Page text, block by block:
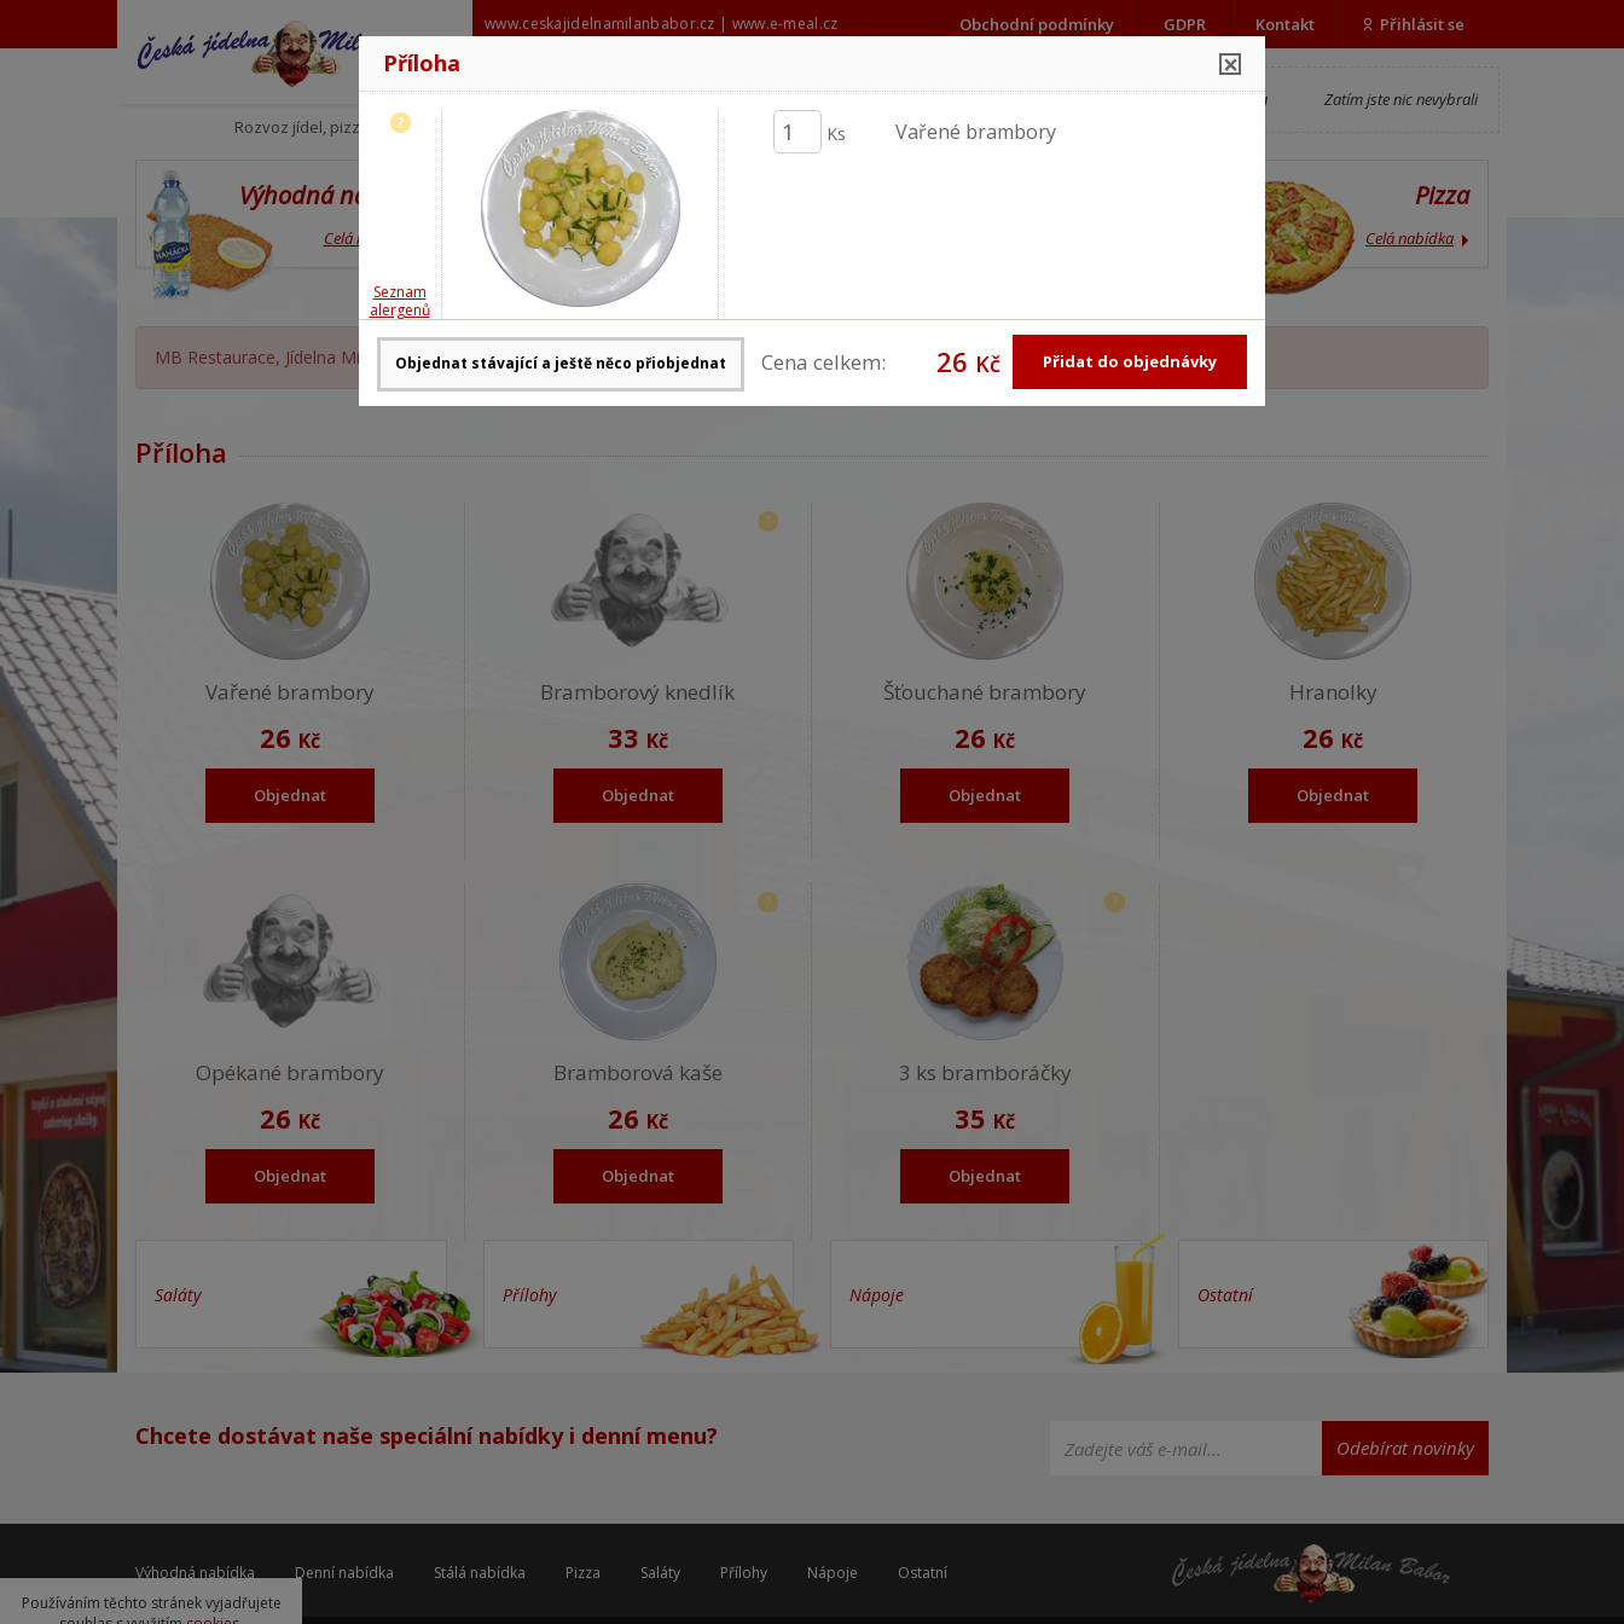
Rozvoz jídel, pizzy
www.ceskajidelnamilanbabor.cz | www.e-meal.cz Obchodní podmínky GDPR Kontakt Přihlásit se
606 686 273
milanbabor@seznam.cz
Objednávka Zatím jste nic nevybrali
Výhodná nabídka
Celá nabídka
Denní nabídka
Celá nabídka
Pizza
Celá nabídka
MB Restaurace, Jídelna Milan Babor OTEVŘENA, rozvoz momentálně uzavřen.
Příloha
Vařené brambory
26 Kč
Objednat
Bramborový knedlík
33 Kč
Objednat
?
Šťouchané brambory
26 Kč
Objednat
Hranolky
26 Kč
Objednat
Opékané brambory
26 Kč
Objednat
Bramborová kaše
26 Kč
Objednat
?
3 ks bramboráčky
35 Kč
Objednat
?
Saláty Přílohy Nápoje Ostatní
Chcete dostávat naše speciální nabídky i denní menu? Odebírat novinky
Výhodná nabídka Denní nabídka Stálá nabídka Pizza Saláty Přílohy Nápoje
Ostatní
Používáním těchto stránek vyjadřujete
×
Příloha
?
Seznam
alergenů
Ks Vařené brambory
Cena celkem: 26 Kč